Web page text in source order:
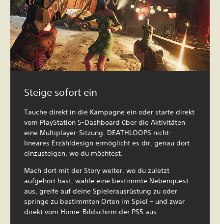
Steige sofort ein
Tauche direkt in die Kampagne ein oder starte direkt
vom PlayStation 5-Dashboard über die Aktivitäten
eine Multiplayer-Sitzung. DEATHLOOPS nicht-
lineares Erzähldesign ermöglicht es dir, genau dort
einzusteigen, wo du möchtest.
Mach dort mit der Story weiter, wo du zuletzt
aufgehört hast, wähle eine bestimmte Nebenquest
aus, greife auf deine Spielerausrüstung zu oder
springe zu bestimmten Orten im Spiel – und zwar
direkt vom Home-Bildschirm der PS5 aus.